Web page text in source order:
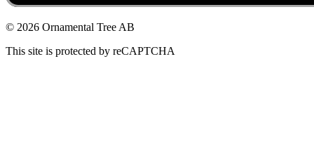
© 2026 Ornamental Tree AB
This site is protected by reCAPTCHA